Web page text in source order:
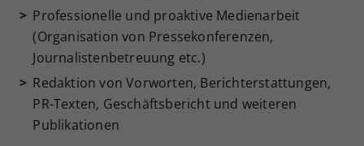
Professionelle und proaktive Medienarbeit
(Organisation von Pressekonferenzen,
Journalistenbetreuung etc.)
Redaktion von Vorworten, Berichterstattungen,
PR-Texten, Geschäftsbericht und weiteren
Publikationen